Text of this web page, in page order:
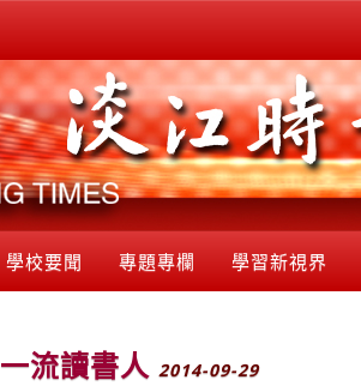
學校要聞 專題專欄 學習新視界
一流讀書人 2014-09-29